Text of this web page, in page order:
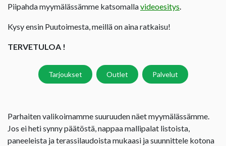
Piipahda myymälässämme katsomallavideoesitys.
Kysy ensin Puutoimesta, meillä on aina ratkaisu!
TERVETULOA !
Tarjoukset Outlet Palvelut
Parhaiten valikoimamme suuruuden näet myymälässämme.
Jos ei heti synny päätöstä, nappaa mallipalat listoista,
paneeleista ja terassilaudoista mukaasi ja suunnittele kotona